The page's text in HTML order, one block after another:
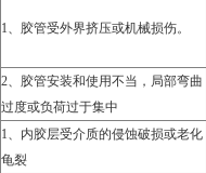
1、胶管受外界挤压或机械损伤。
2、胶管安装和使用不当，局部弯曲
过度或负荷过于集中
1、内胶层受介质的侵蚀破损或老化
龟裂